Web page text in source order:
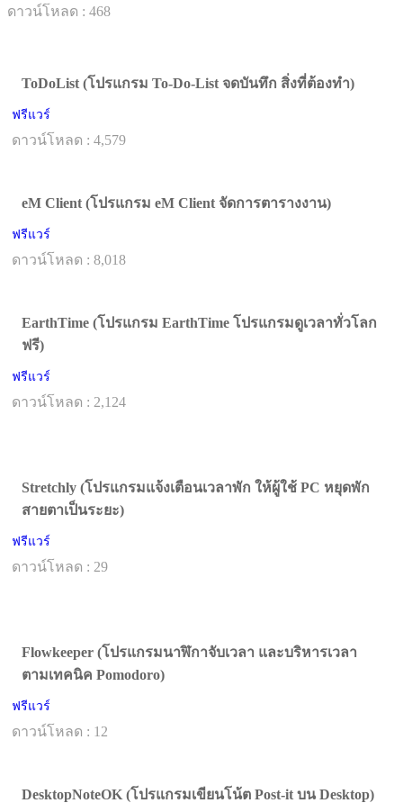
ดาวน์โหลด : 468
ToDoList (โปรแกรม To-Do-List จดบันทึก สิ่งที่ต้องทำ)
ฟรีแวร์
ดาวน์โหลด : 4,579
eM Client (โปรแกรม eM Client จัดการตารางงาน)
ฟรีแวร์
ดาวน์โหลด : 8,018
EarthTime (โปรแกรม EarthTime โปรแกรมดูเวลาทั่วโลก
ฟรี)
ฟรีแวร์
ดาวน์โหลด : 2,124
Stretchly (โปรแกรมแจ้งเตือนเวลาพัก ให้ผู้ใช้ PC หยุดพัก
สายตาเป็นระยะ)
ฟรีแวร์
ดาวน์โหลด : 29
Flowkeeper (โปรแกรมนาฬิกาจับเวลา และบริหารเวลา
ตามเทคนิค Pomodoro)
ฟรีแวร์
ดาวน์โหลด : 12
DesktopNoteOK (โปรแกรมเขียนโน้ต Post-it บน Desktop)